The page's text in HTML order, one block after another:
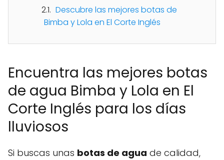
Descubre las mejores botas de
Bimba y Lola en El Corte Inglés
Encuentra las mejores botas
de agua Bimba y Lola en El
Corte Inglés para los días
lluviosos
Si buscas unas botas de agua de calidad,